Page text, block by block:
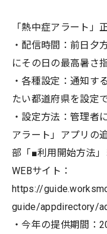
「熱中症アラート」
・配信時間：前日夕
にその日の最高暑さ
・各種設定：通知す
たい都道府県を設定
・設定方法：管理者
アラート」アプリの
部「■利用開始方法」
WEBサイト：
https://
guide/appdirectory/
・今年の提供期間：